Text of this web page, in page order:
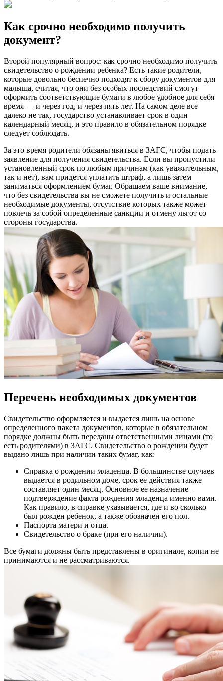
Как срочно необходимо получить
документ?
Второй популярный вопрос: как срочно необходимо получить
свидетельство о рождении ребенка? Есть такие родители,
которые довольно беспечно подходят к сбору документов для
малыша, считая, что они без особых последствий смогут
оформить соответствующие бумаги в любое удобное для себя
время — и через год, и через пять лет. На самом деле все
далеко не так, государство устанавливает срок в один
календарный месяц, и это правило в обязательном порядке
следует соблюдать.
За это время родители обязаны явиться в ЗАГС, чтобы подать
заявление для получения свидетельства. Если вы пропустили
установленный срок по любым причинам (как уважительным,
так и нет), вам придется уплатить штраф, а лишь затем
заниматься оформлением бумаг. Обращаем ваше внимание,
что без свидетельства вы не сможете получить и остальные
необходимые документы, отсутствие которых также может
повлечь за собой определенные санкции и отмену льгот со
стороны государства.
Перечень необходимых документов
Свидетельство оформляется и выдается лишь на основе
определенного пакета документов, которые в обязательном
порядке должны быть переданы ответственными лицами (то
есть родителями) в ЗАГС. Свидетельство о рождении будет
выдано лишь при наличии таких бумаг, как:
Справка о рождении младенца. В большинстве случаев
выдается в родильном доме, срок ее действия также
составляет один месяц. Основное ее назначение –
подтверждение факта рождения младенца именно вами.
Как правило, в справке указывается, где и во сколько
был рожден ребенок, а также обозначен его пол.
Паспорта матери и отца.
Свидетельство о браке (при его наличии).
Все бумаги должны быть представлены в оригинале, копии не
принимаются и не рассматриваются.